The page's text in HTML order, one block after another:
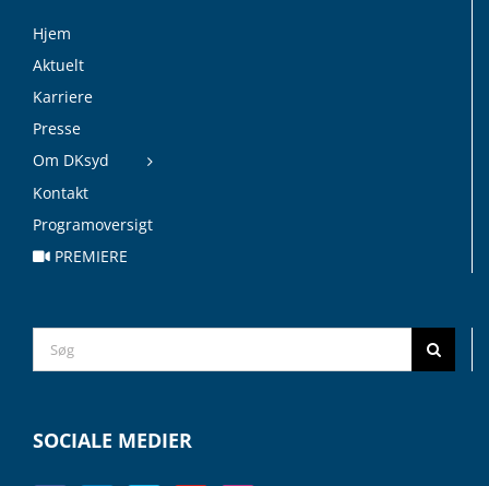
Hjem
Aktuelt
Karriere
Presse
Om DKsyd
Kontakt
Programoversigt
PREMIERE
Search
for:
SOCIALE MEDIER